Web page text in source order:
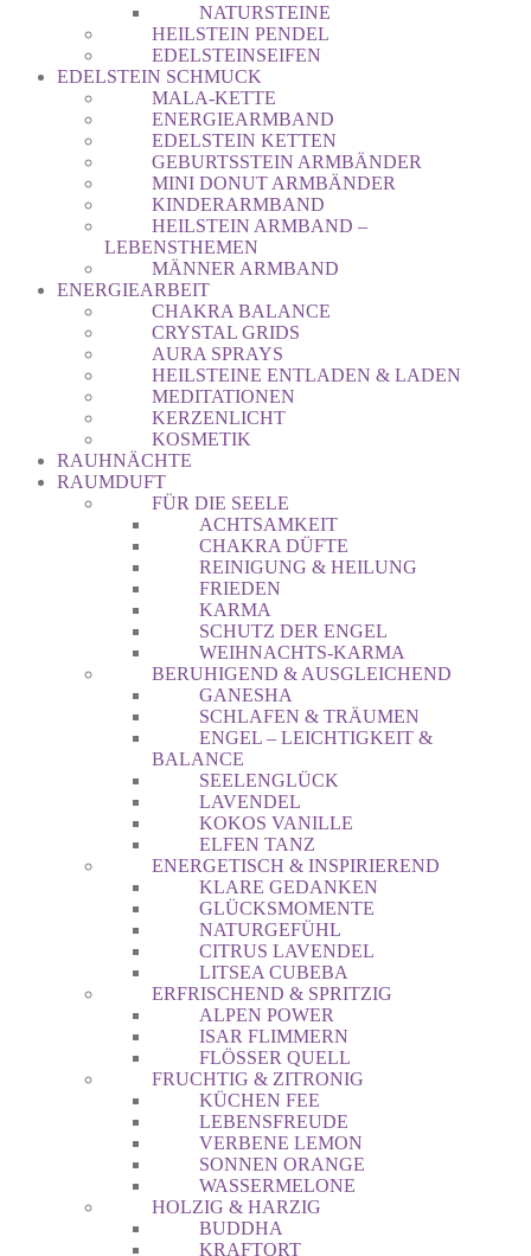
NATURSTEINE
HEILSTEIN PENDEL
EDELSTEINSEIFEN
EDELSTEIN SCHMUCK
MALA-KETTE
ENERGIEARMBAND
EDELSTEIN KETTEN
GEBURTSSTEIN ARMBÄNDER
MINI DONUT ARMBÄNDER
KINDERARMBAND
HEILSTEIN ARMBAND –
LEBENSTHEMEN
MÄNNER ARMBAND
ENERGIEARBEIT
CHAKRA BALANCE
CRYSTAL GRIDS
AURA SPRAYS
HEILSTEINE ENTLADEN & LADEN
MEDITATIONEN
KERZENLICHT
KOSMETIK
RAUHNÄCHTE
RAUMDUFT
FÜR DIE SEELE
ACHTSAMKEIT
CHAKRA DÜFTE
REINIGUNG & HEILUNG
FRIEDEN
KARMA
SCHUTZ DER ENGEL
WEIHNACHTS-KARMA
BERUHIGEND & AUSGLEICHEND
GANESHA
SCHLAFEN & TRÄUMEN
ENGEL – LEICHTIGKEIT &
BALANCE
SEELENGLÜCK
LAVENDEL
KOKOS VANILLE
ELFEN TANZ
ENERGETISCH & INSPIRIEREND
KLARE GEDANKEN
GLÜCKSMOMENTE
NATURGEFÜHL
CITRUS LAVENDEL
LITSEA CUBEBA
ERFRISCHEND & SPRITZIG
ALPEN POWER
ISAR FLIMMERN
FLÖSSER QUELL
FRUCHTIG & ZITRONIG
KÜCHEN FEE
LEBENSFREUDE
VERBENE LEMON
SONNEN ORANGE
WASSERMELONE
HOLZIG & HARZIG
BUDDHA
KRAFTORT